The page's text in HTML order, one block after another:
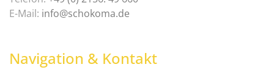
E-Mail: info@schokoma.de
Navigation & Kontakt